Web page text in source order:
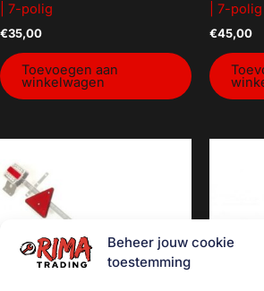
Beheer jouw cookie
toestemming
| 7-polig
€35,00
Toevoegen aan
winkelwagen
| 7-polig
€45,00